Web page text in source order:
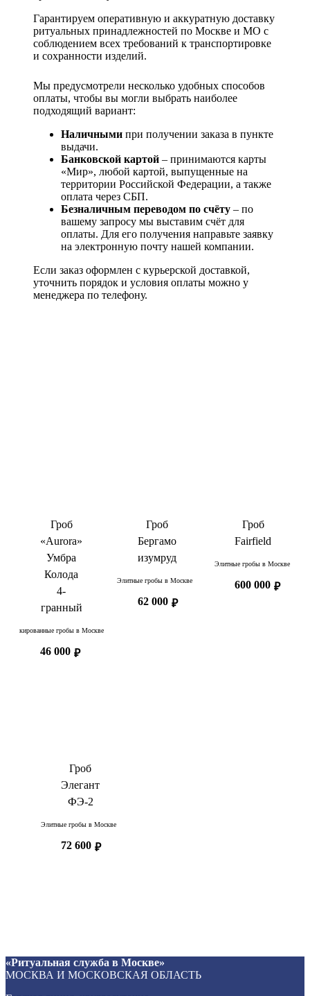
Гарантируем оперативную и аккуратную доставку
ритуальных принадлежностей по Москве и МО с
соблюдением всех требований к транспортировке
и сохранности изделий.
Мы предусмотрели несколько удобных способов
оплаты, чтобы вы могли выбрать наиболее
подходящий вариант:
Наличными при получении заказа в пункте
выдачи.
Банковской картой – принимаются карты
«Мир», любой картой, выпущенные на
территории Российской Федерации, а также
оплата через СБП.
Безналичным переводом по счёту – по
вашему запросу мы выставим счёт для
оплаты. Для его получения направьте заявку
на электронную почту нашей компании.
Если заказ оформлен с курьерской доставкой,
уточнить порядок и условия оплаты можно у
менеджера по телефону.
Гроб
«Aurora»
Умбра
Колода
4-
гранный
Лакированные гробы в Москве
₽
46 000
Гроб
Бергамо
изумруд
Элитные гробы в Москве
₽
62 000
Гроб
Fairfield
Элитные гробы в Москве
₽
600 000
Гроб
Элегант
ФЭ-2
Элитные гробы в Москве
₽
72 600
«Ритуальная служба в Москве»
МОСКВА И МОСКОВСКАЯ ОБЛАСТЬ